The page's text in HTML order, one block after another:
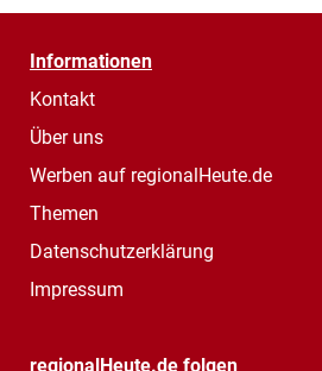
Informationen
Kontakt
Über uns
Werben auf regionalHeute.de
Themen
Datenschutzerklärung
Impressum
regionalHeute.de folgen